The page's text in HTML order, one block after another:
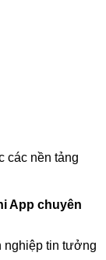
các nền tảng
App chuyên
nghiệp tin tưởng